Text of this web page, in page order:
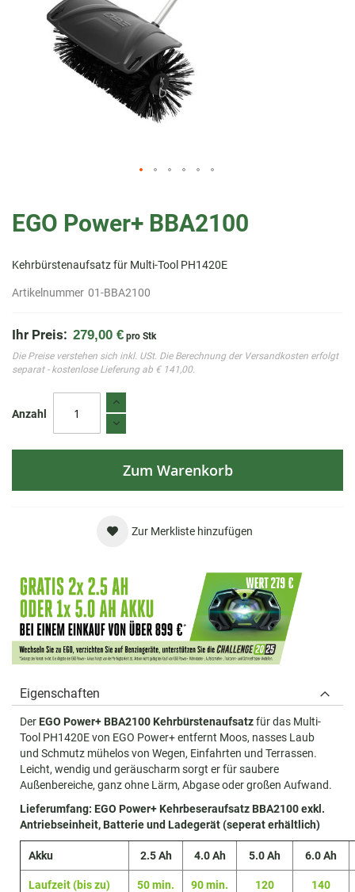
der
EGO Power+ BBA2100
Kehrbürstenaufsatz für Multi-Tool PH1420E
Artikelnummer 01-BBA2100
Ihr Preis: 279,00 € pro Stk
Die Preise verstehen sich inkl. USt. Die Berechnung der Versandkosten erfolgt
separat - kostenlose Lieferung ab € 141,00.
Anzahl
Zum Warenkorb
Zur Merkliste hinzufügen
Eigenschaften
Der EGO Power+ BBA2100 Kehrbürstenaufsatzfür das Multi-
Tool PH1420E von EGO Power+ entfernt Moos, nasses Laub
und Schmutz mühelos von Wegen, Einfahrten und Terrassen.
Leicht, wendig und geräuscharm sorgt er für saubere
Außenbereiche, ganz ohne Lärm, Abgase oder großen Aufwand.
Lieferumfang: EGO Power+ Kehrbeseraufsatz BBA2100 exkl.
Antriebseinheit, Batterie und Ladegerät (seperat erhältlich)
Akku 2.5 Ah 4.0 Ah 5.0 Ah 6.0 Ah
Laufzeit (bis zu) 50 min. 90 min.
120
140